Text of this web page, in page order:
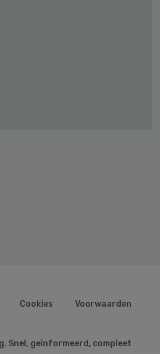
Cookies Voorwaarden
Snel, geïnformeerd, compleet